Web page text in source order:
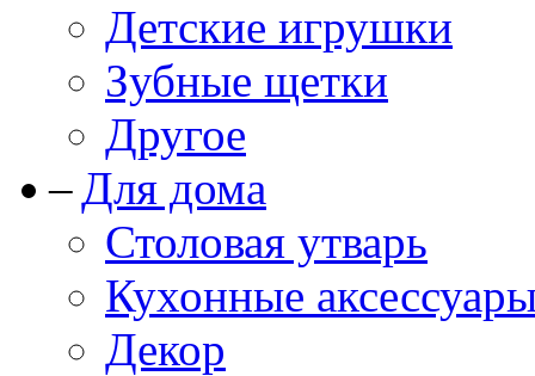
Детские игрушки
Зубные щетки
Другое
Для дома
Столовая утварь
Кухонные
Декор